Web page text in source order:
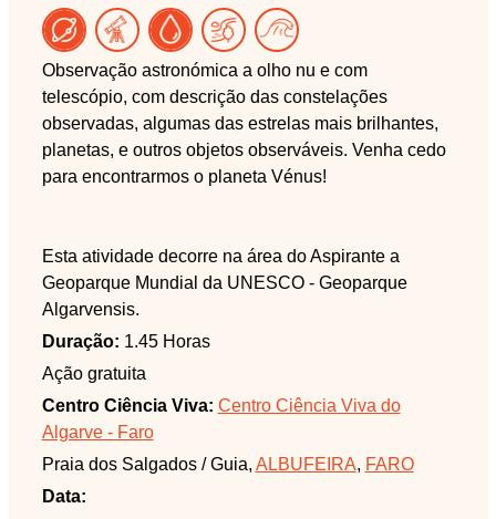
Observação astronómica a olho nu e com
telescópio, com descrição das constelações
observadas, algumas das estrelas mais brilhantes,
planetas, e outros objetos observáveis. Venha cedo
para encontrarmos o planeta Vénus!
Esta atividade decorre na área do Aspirante a
Geoparque Mundial da UNESCO - Geoparque
Algarvensis.
Duração: 1.45 Horas
Ação gratuita
Centro Ciência Viva: Centro Ciência Viva do
Algarve - Faro
Praia dos Salgados / Guia, ALBUFEIRA, FARO
Data: